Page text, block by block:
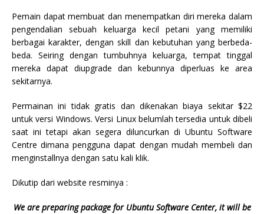
Pemain dapat membuat dan menempatkan diri mereka dalam
pengendalian sebuah keluarga kecil petani yang memiliki
berbagai karakter, dengan skill dan kebutuhan yang berbeda-
beda. Seiring dengan tumbuhnya keluarga, tempat tinggal
mereka dapat diupgrade dan kebunnya diperluas ke area
sekitarnya.
Permainan ini tidak gratis dan dikenakan biaya sekitar $22
untuk versi Windows. Versi Linux belumlah tersedia untuk dibeli
saat ini tetapi akan segera diluncurkan di Ubuntu Software
Centre dimana pengguna dapat dengan mudah membeli dan
menginstallnya dengan satu kali klik.
Dikutip dari website resminya :
We are preparing package for Ubuntu Software Center, it will be